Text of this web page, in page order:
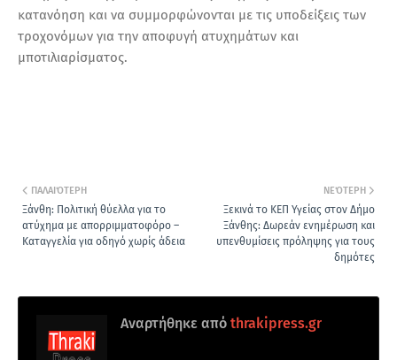
κατανόηση και να συμμορφώνονται με τις υποδείξεις των
τροχονόμων για την αποφυγή ατυχημάτων και
μποτιλιαρίσματος.
ΝΕΌΤΕΡΗ
Ξεκινά το ΚΕΠ Υγείας στον Δήμο
Ξάνθης: Δωρεάν ενημέρωση και
υπενθυμίσεις πρόληψης για τους
δημότες
ΠΑΛΑΙΌΤΕΡΗ
Ξάνθη: Πολιτική θύελλα για το
ατύχημα με απορριμματοφόρο –
Καταγγελία για οδηγό χωρίς άδεια
Αναρτήθηκε από thrakipress.gr